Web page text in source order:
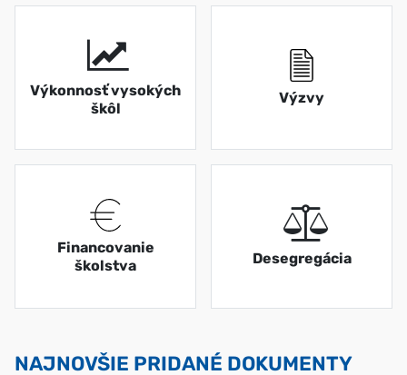
Výkonnosť vysokých
škôl
Výzvy
Financovanie
školstva
Desegregácia
NAJNOVŠIE PRIDANÉ DOKUMENTY